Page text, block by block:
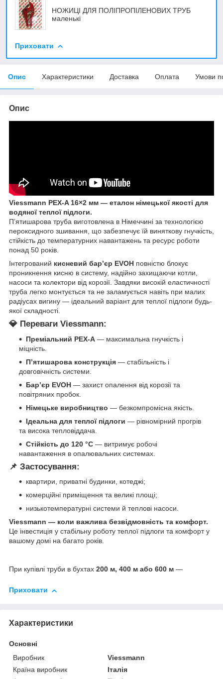
НОЖИЦІ ДЛЯ ПОЛІПРОПІЛЕНОВИХ ТРУБ
маленькі
Приховати
Опис Характеристики Доставка Оплата Умови
Опис
Viessmann PEX-A 16×2 мм — еталон німецької якості для
водяної теплої підлоги.
П’ятишарова труба виготовлена в Німеччині за технологією
пероксидного зшивання, що забезпечує їй виняткову гнучкість,
стійкість до температурних навантажень та ресурс роботи
понад 50 років.
Інтегрований кисневий бар’єр EVOH повністю блокує
проникнення кисню в систему, надійно захищаючи котли,
насоси та колектори від корозії. Завдяки високій еластичності
труба легко монтується та не заламується навіть при малих
радіусах вигину — ідеальний варіант для теплої підлоги будь-
якої складності.
💎 Переваги Viessmann:
Преміальний PEX-A — максимальна гнучкість і
міцність.
П’ятишарова конструкція — стабільність і
довговічність системи.
Бар’єр EVOH — захист опалення від корозії та
повітряних пробок.
Німецьке виробництво — безкомпромісна якість.
Ідеальна для теплої підлоги — рівномірний прогрів
та висока тепловіддача.
Стійкість до 120 °С — витримує робочі
навантаження в опалювальних системах.
📌 Застосування:
квартири, приватні будинки, котеджі;
комерційні приміщення та великі площі;
низькотемпературні системи й теплові насоси.
Viessmann — коли важлива безвідмовність та комфорт.
Це інвестиція у стабільну роботу теплої підлоги та комфорт у
вашому домі на багато років.
При купівлі труби в бухтах 200 м, 400 м або 600 м —
Приховати
Характеристики
Основні
Виробник
Viessmann
Країна виробник
Італія